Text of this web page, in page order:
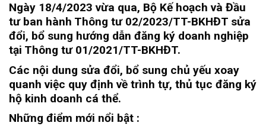
Ngày 18/4/2023 vừa qua, Bộ Kế hoạch và Đầu
tư ban hành Thông tư 02/2023/TT-BKHĐT sửa
đổi, bổ sung hướng dẫn đăng ký doanh nghiệp
tại Thông tư 01/2021/TT-BKHĐT.
Các nội dung sửa đổi, bổ sung chủ yếu xoay
quanh việc quy định về trình tự, thủ tục đăng ký
hộ kinh doanh cá thể.
Những điểm mới nổi bật :